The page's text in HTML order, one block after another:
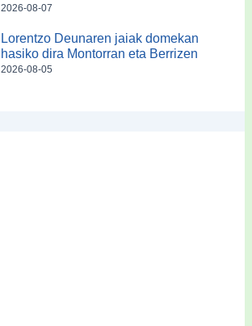
2026-08-07
Lorentzo Deunaren jaiak domekan
hasiko dira Montorran eta Berrizen
2026-08-05